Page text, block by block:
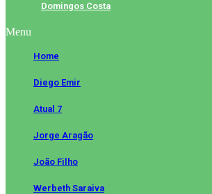
Domingos Costa
Menu
Home
Diego Emir
Atual 7
Jorge Aragão
João Filho
Werbeth Saraiva